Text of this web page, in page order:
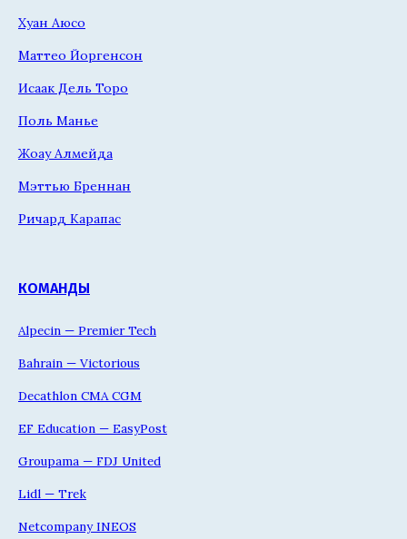
Хуан Аюсо
Маттео Йоргенсон
Исаак Дель Торо
Поль Манье
Жоау Алмейда
Мэттью Бреннан
Ричард Карапас
КОМАНДЫ
Alpecin — Premier Tech
Bahrain — Victorious
Decathlon CMA CGM
EF Education — EasyPost
Groupama — FDJ United
Lidl — Trek
Netcompany INEOS